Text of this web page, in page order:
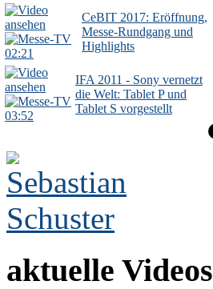
02:21
CeBIT 2017: Eröffnung,
Messe-Rundgang und
Highlights
03:52
IFA 2011 - Sony vernetzt
die Welt: Tablet P und
Tablet S vorgestellt
aktuelle Videos